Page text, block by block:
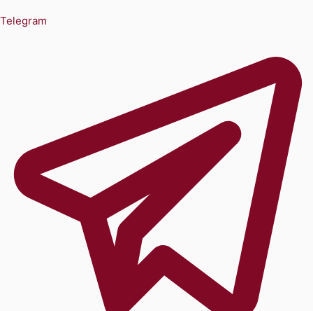
Telegram